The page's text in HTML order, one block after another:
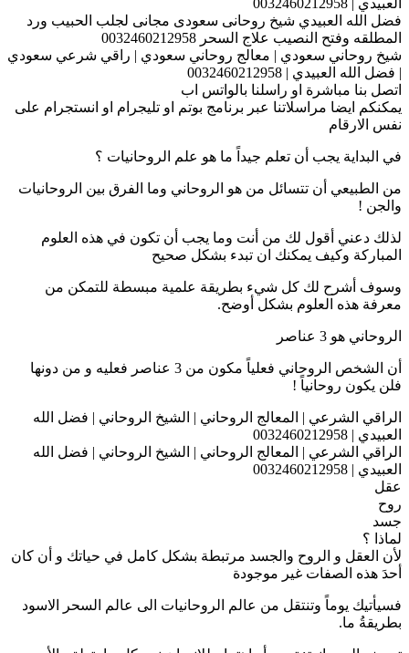
العبيدي | 0032460212958
فضل الله العبيدي شيخ روحانى سعودى مجانى لجلب الحبيب ورد
المطلقه وفتح النصيب علاج السحر 0032460212958
شيخ روحاني سعودي | معالج روحاني سعودي | راقي شرعي سعودي
| فضل الله العبيدي | 0032460212958
اتصل بنا مباشرة او راسلنا بالواتس اب
يمكنكم ايضا مراسلاتنا عبر برنامج بوتم او تليجرام او انستجرام على
نفس الارقام
في البداية يجب أن تعلم جيداً ما هو علم الروحانيات ؟
من الطبيعي أن تتسائل من هو الروحاني وما الفرق بين الروحانيات
والجن !
لذلك دعني أقول لك من أنت وما يجب أن تكون في هذه العلوم
المباركة وكيف يمكنك ان تبدء بشكل صحيح
وسوف أشرح لك كل شيء بطريقة علمية مبسطة للتمكن من
معرفة هذه العلوم بشكل أوضح.
الروحاني هو 3 عناصر
أن الشخص الروحاني فعلياً مكون من 3 عناصر فعليه و من دونها
فلن يكون روحانياً !
الراقي الشرعي | المعالج الروحاني | الشيخ الروحاني | فضل الله
العبيدي | 0032460212958
الراقي الشرعي | المعالج الروحاني | الشيخ الروحاني | فضل الله
العبيدي | 0032460212958
عقل
روح
جسد
لماذا ؟
لأن العقل و الروح والجسد مرتبطة بشكل كامل في حياتك و أن كان
أحدَ هذه الصفات غير موجودة
فسيأتيك يوماً وتنتقل من عالم الروحانيات الى عالم السحر الاسود
بطريقةُ ما.